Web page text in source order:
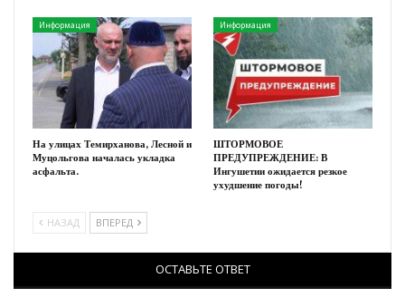
Информация
На улицах Темирханова, Лесной и
Муцольгова началась укладка
асфальта.
Информация
ШТОРМОВОЕ
ПРЕДУПРЕЖДЕНИЕ: В
Ингушетии ожидается резкое
ухудшение погоды!
НАЗАД ВПЕРЕД
ОСТАВЬТЕ ОТВЕТ